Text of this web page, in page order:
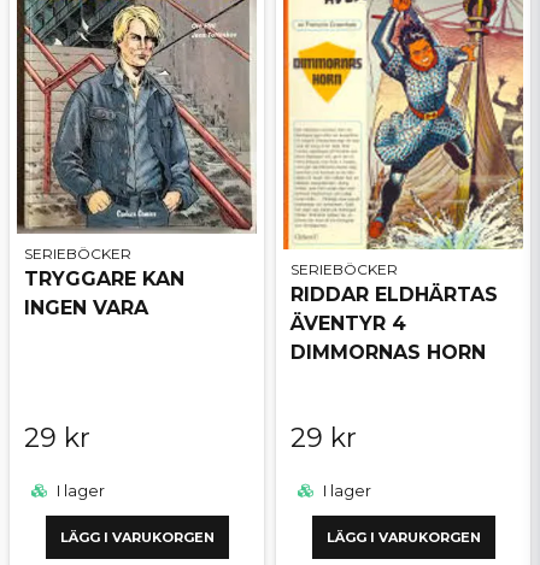
SERIEBÖCKER
TRYGGARE KAN
INGEN VARA
29 kr
I lager
LÄGG I VARUKORGEN
SERIEBÖCKER
RIDDAR ELDHÄRTAS
ÄVENTYR 4
DIMMORNAS HORN
29 kr
I lager
LÄGG I VARUKORGEN